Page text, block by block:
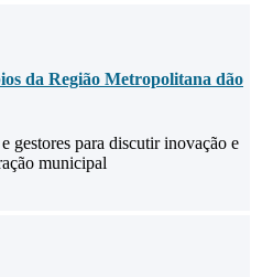
da Região Metropolitana dão
gestores para discutir inovação e
municipal